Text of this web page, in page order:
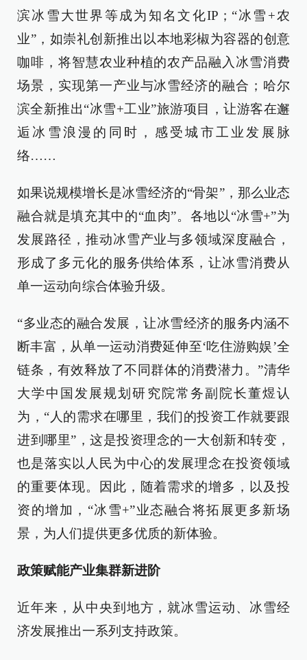
滨冰雪大世界等成为知名文化IP；“冰雪+农
业”，如崇礼创新推出以本地彩椒为容器的创意
咖啡，将智慧农业种植的农产品融入冰雪消费
场景，实现第一产业与冰雪经济的融合；哈尔
滨全新推出“冰雪+工业”旅游项目，让游客在邂
逅冰雪浪漫的同时，感受城市工业发展脉
络……
如果说规模增长是冰雪经济的“骨架”，那么业态
融合就是填充其中的“血肉”。各地以“冰雪+”为
发展路径，推动冰雪产业与多领域深度融合，
形成了多元化的服务供给体系，让冰雪消费从
单一运动向综合体验升级。
“多业态的融合发展，让冰雪经济的服务内涵不
断丰富，从单一运动消费延伸至‘吃住游购娱’全
链条，有效释放了不同群体的消费潜力。”清华
大学中国发展规划研究院常务副院长董煜认
为，“人的需求在哪里，我们的投资工作就要跟
进到哪里”，这是投资理念的一大创新和转变，
也是落实以人民为中心的发展理念在投资领域
的重要体现。因此，随着需求的增多，以及投
资的增加，“冰雪+”业态融合将拓展更多新场
景，为人们提供更多优质的新体验。
政策赋能产业集群新进阶
近年来，从中央到地方，就冰雪运动、冰雪经
济发展推出一系列支持政策。